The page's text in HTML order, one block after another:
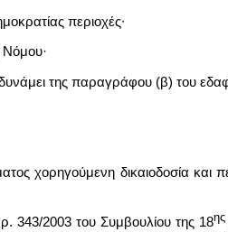
περιοχές∙
Νόμου·
της παραγράφου (β) του
χορηγούμενη δικαιοδοσία και
343/2003 του Συμβουλίου της 18ης